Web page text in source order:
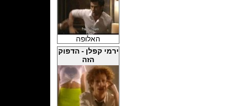
האלופה
ירמי קפלן - הדפוק
הזה